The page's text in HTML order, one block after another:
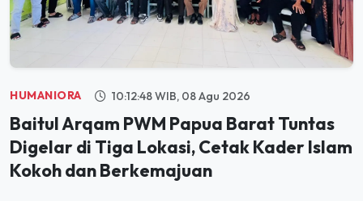
HUMANIORA 10:12:48 WIB, 08 Agu 2026
Baitul Arqam PWM Papua Barat Tuntas
Digelar di Tiga Lokasi, Cetak Kader Islam
Kokoh dan Berkemajuan